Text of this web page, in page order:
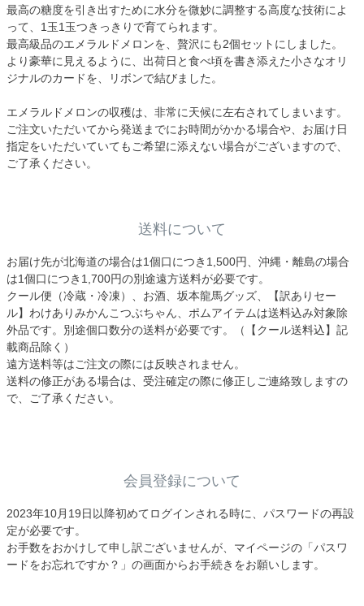
最高の糖度を引き出すために水分を微妙に調整する高度な技術によ
って、1玉1玉つきっきりで育てられます。
最高級品のエメラルドメロンを、贅沢にも2個セットにしました。
より豪華に見えるように、出荷日と食べ頃を書き添えた小さなオリ
ジナルのカードを、リボンで結びました。
エメラルドメロンの収穫は、非常に天候に左右されてしまいます。
ご注文いただいてから発送までにお時間がかかる場合や、お届け日
指定をいただいていてもご希望に添えない場合がございますので、
ご了承ください。
送料について
お届け先が北海道の場合は1個口につき1,500円、沖縄・離島の場合
は1個口につき1,700円の別途遠方送料が必要です。
クール便（冷蔵・冷凍）、お酒、坂本龍馬グッズ、【訳ありセー
ル】わけありみかんこつぶちゃん、ポムアイテムは送料込み対象除
外品です。別途個口数分の送料が必要です。（【クール送料込】記
載商品除く）
遠方送料等はご注文の際には反映されません。
送料の修正がある場合は、受注確定の際に修正しご連絡致しますの
で、ご了承ください。
会員登録について
2023年10月19日以降初めてログインされる時に、パスワードの再設
定が必要です。
お手数をおかけして申し訳ございませんが、マイページの「パスワ
ードをお忘れですか？」の画面からお手続きをお願いします。